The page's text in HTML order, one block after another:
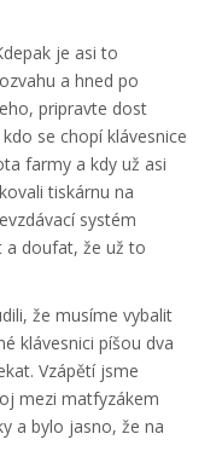
je asi to
a hned po
pripravte dost
se chopí klávesnice
farmy a kdy už asi
tiskárnu na
systém
doufat, že už to
že musíme vybalit
klávesnici píšou dva
Vzápětí jsme
mezi matfyzákem
a bylo jasno, že na